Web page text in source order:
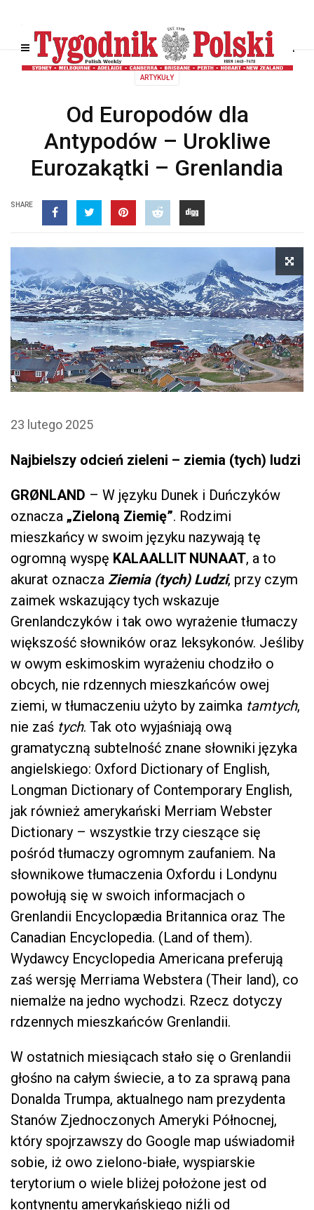
ARTYKUŁY
Od Europodów dla
Antypodów – Urokliwe
Eurozakątki – Grenlandia
SHARE
23 lutego 2025
Najbielszy odcień zieleni – ziemia (tych) ludzi
GRØNLAND – W języku Dunek i Duńczyków
oznacza „Zieloną Ziemię”. Rodzimi
mieszkańcy w swoim języku nazywają tę
ogromną wyspę KALAALLIT NUNAAT, a to
akurat oznacza Ziemia (tych) Ludzi, przy czym
zaimek wskazujący tych wskazuje
Grenlandczyków i tak owo wyrażenie tłumaczy
większość słowników oraz leksykonów. Jeśliby
w owym eskimoskim wyrażeniu chodziło o
obcych, nie rdzennych mieszkańców owej
ziemi, w tłumaczeniu użyto by zaimka tamtych,
nie zaś tych. Tak oto wyjaśniają ową
gramatyczną subtelność znane słowniki języka
angielskiego: Oxford Dictionary of English,
Longman Dictionary of Contemporary English,
jak również amerykański Merriam Webster
Dictionary – wszystkie trzy cieszące się
pośród tłumaczy ogromnym zaufaniem. Na
słownikowe tłumaczenia Oxfordu i Londynu
powołują się w swoich informacjach o
Grenlandii Encyclopædia Britannica oraz The
Canadian Encyclopedia. (Land of them).
Wydawcy Encyclopedia Americana preferują
zaś wersję Merriama Webstera (Their land), co
niemalże na jedno wychodzi. Rzecz dotyczy
rdzennych mieszkańców Grenlandii.
W ostatnich miesiącach stało się o Grenlandii
głośno na całym świecie, a to za sprawą pana
Donalda Trumpa, aktualnego nam prezydenta
Stanów Zjednoczonych Ameryki Północnej,
który spojrzawszy do Google map uświadomił
sobie, iż owo zielono-białe, wyspiarskie
terytorium o wiele bliżej położone jest od
kontynentu amerykańskiego niźli od